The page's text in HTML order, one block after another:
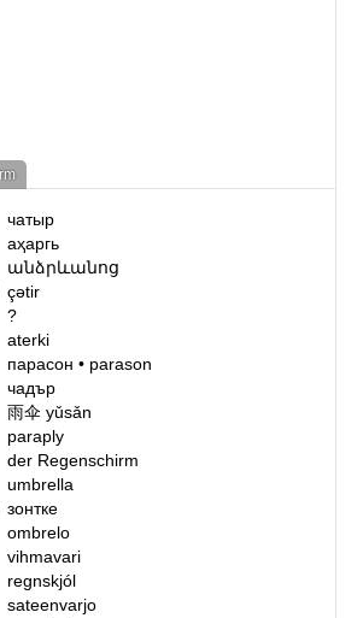
чатыр
аҳаргь
անձրևանոց
çətir
?
aterki
парасон• parason
чадър
雨伞yǔsǎn
paraply
der Regenschirm
umbrella
зонтке
ombrelo
vihmavari
regnskjól
sateenvarjo